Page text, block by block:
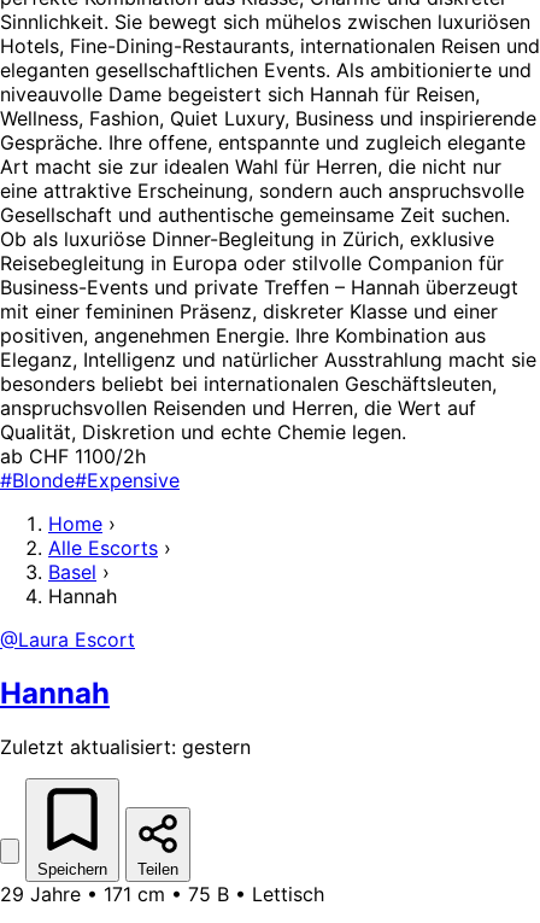
Sinnlichkeit. Sie bewegt sich mühelos zwischen luxuriösen
Hotels, Fine-Dining-Restaurants, internationalen Reisen und
eleganten gesellschaftlichen Events. Als ambitionierte und
niveauvolle Dame begeistert sich Hannah für Reisen,
Wellness, Fashion, Quiet Luxury, Business und inspirierende
Gespräche. Ihre offene, entspannte und zugleich elegante
Art macht sie zur idealen Wahl für Herren, die nicht nur
eine attraktive Erscheinung, sondern auch anspruchsvolle
Gesellschaft und authentische gemeinsame Zeit suchen.
Ob als luxuriöse Dinner-Begleitung in Zürich, exklusive
Reisebegleitung in Europa oder stilvolle Companion für
Business-Events und private Treffen – Hannah überzeugt
mit einer femininen Präsenz, diskreter Klasse und einer
positiven, angenehmen Energie. Ihre Kombination aus
Eleganz, Intelligenz und natürlicher Ausstrahlung macht sie
besonders beliebt bei internationalen Geschäftsleuten,
anspruchsvollen Reisenden und Herren, die Wert auf
Qualität, Diskretion und echte Chemie legen.
ab CHF 1100/2h
#Blonde#Expensive
Home ›
Alle Escorts ›
Basel ›
Hannah
@Laura Escort
Hannah
Zuletzt aktualisiert: gestern
Speichern Teilen
29 Jahre • 171 cm • 75 B • Lettisch